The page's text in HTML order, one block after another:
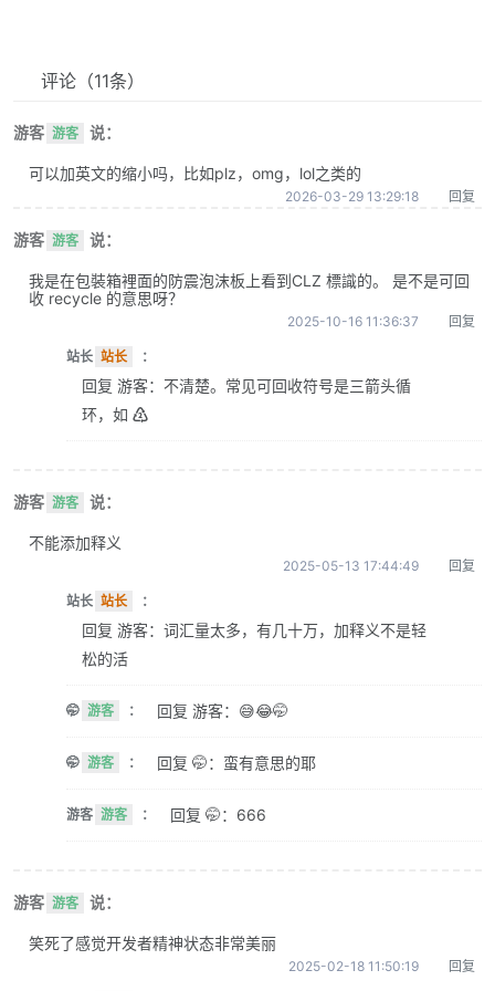
评论 （11条）
游客 游客 说：
可以加英文的缩小吗，比如plz，omg，lol之类的
2026-03-29 13:29:18 回复
游客 游客 说：
我是在包裝箱裡面的防震泡沫板上看到CLZ 標識的。 是不是可回
收 recycle 的意思呀？
2025-10-16 11:36:37 回复
站长 站长 ：
回复 游客：不清楚。常见可回收符号是三箭头循
环，如 ♴
游客 游客 说：
不能添加释义
2025-05-13 17:44:49 回复
站长 站长 ：
回复 游客：词汇量太多，有几十万，加释义不是轻
松的活
🤭 游客 ： 回复 游客：😅😂🤭
🤭 游客 ： 回复 🤭：蛮有意思的耶
游客 游客 ： 回复 🤭：666
游客 游客 说：
笑死了感觉开发者精神状态非常美丽
2025-02-18 11:50:19 回复